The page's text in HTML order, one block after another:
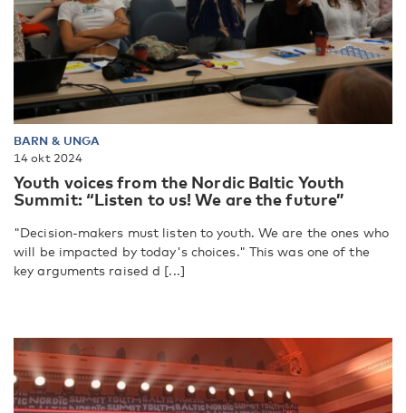
BARN & UNGA
14 okt 2024
Youth voices from the Nordic Baltic Youth
Summit: “Listen to us! We are the future”
"Decision-makers must listen to youth. We are the ones who
will be impacted by today's choices." This was one of the
key arguments raised d [...]